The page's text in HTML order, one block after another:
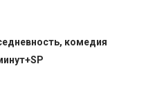
комедия